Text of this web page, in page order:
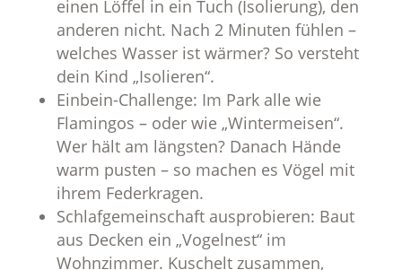
einen Löffel in ein Tuch (Isolierung), den
anderen nicht. Nach 2 Minuten fühlen –
welches Wasser ist wärmer? So versteht
dein Kind „Isolieren“.
Einbein-Challenge: Im Park alle wie
Flamingos – oder wie „Wintermeisen“.
Wer hält am längsten? Danach Hände
warm pusten – so machen es Vögel mit
ihrem Federkragen.
Schlafgemeinschaft ausprobieren: Baut
aus Decken ein „Vogelnest“ im
Wohnzimmer. Kuschelt zusammen,